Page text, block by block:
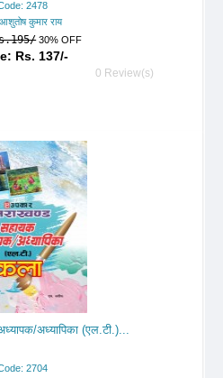
2478
कुमार राय
30% OFF
Rs. 137/-
0 Review(s)
अध्यापिका (एल.टी.)...
2704